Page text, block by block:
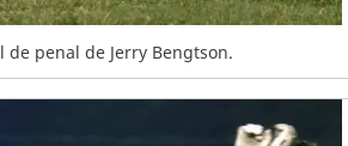
penal de Jerry Bengtson.